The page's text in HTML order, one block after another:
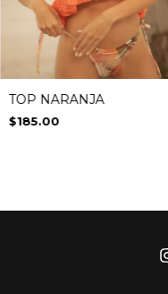
TOP NARANJA
$185.00